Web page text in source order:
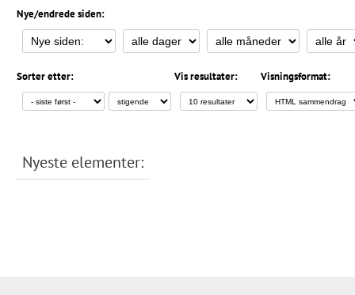
Nye/endrede siden:
Sorter etter: Vis resultater: Visningsformat:
Nyeste elementer: